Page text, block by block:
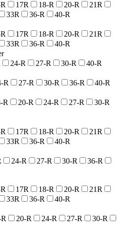
17R 18-R 20-R
21R
33R 36-R
40-R
17R 18-R 20-R
21R
33R 36-R
40-R
24-R 27-R 30-R
40-R
R 27-R 30-R 36-R
40-R
R 20-R 24-R 27-R
30-R
17R 18-R 20-R
21R
33R 36-R
40-R
24-R 27-R 30-R
36-R
17R 18-R 20-R
21R
33R 36-R
40-R
20-R 24-R 27-R
30-R